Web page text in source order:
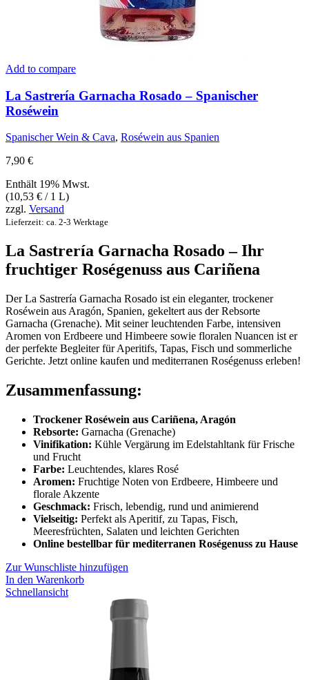
Add to compare
La Sastrería Garnacha Rosado – Spanischer
Roséwein
Spanischer Wein & Cava, Roséwein aus Spanien
7,90 €
Enthält 19% Mwst.
(10,53 € / 1 L)
zzgl. Versand
Lieferzeit: ca. 2-3 Werktage
La Sastrería Garnacha Rosado – Ihr
fruchtiger Roségenuss aus Cariñena
Der La Sastrería Garnacha Rosado ist ein eleganter, trockener
Roséwein aus Aragón, Spanien, gekeltert aus der Rebsorte
Garnacha (Grenache). Mit seiner leuchtenden Farbe, intensiven
Aromen von Erdbeere und Himbeere sowie floralen Nuancen ist er
der perfekte Begleiter für Aperitifs, Tapas, Fisch und sommerliche
Gerichte. Jetzt online kaufen und mediterranen Roségenuss erleben!
Zusammenfassung:
Trockener Roséwein aus Cariñena, Aragón
Rebsorte: Garnacha (Grenache)
Vinifikation: Kühle Vergärung im Edelstahltank für Frische
und Frucht
Farbe: Leuchtendes, klares Rosé
Aromen: Fruchtige Noten von Erdbeere, Himbeere und
florale Akzente
Geschmack: Frisch, lebendig, rund und animierend
Vielseitig: Perfekt als Aperitif, zu Tapas, Fisch,
Meeresfrüchten, Salaten und leichten Gerichten
Online bestellbar für mediterranen Roségenuss zu Hause
Zur Wunschliste hinzufügen
In den Warenkorb
Schnellansicht